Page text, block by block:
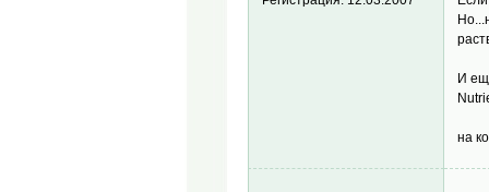
И
на